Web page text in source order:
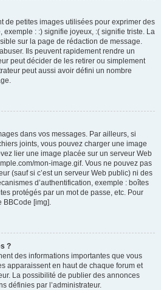
de petites images utilisées pour exprimer des
exemple : :) signifie joyeux, :( signifie triste. La
sur la page de rédaction de message.
Ils peuvent rapidement rendre un
peut décider de les retirer ou simplement
peut aussi avoir défini un nombre
dans vos messages. Par ailleurs, si
joints, vous pouvez charger une image
lier une image placée sur un serveur Web
mon-image.gif. Vous ne pouvez pas
(sauf si c’est un serveur Web public) ni des
d’authentification, exemple : boîtes
protégés par un mot de passe, etc. Pour
BBCode [img].
?
des informations importantes que vous
apparaissent en haut de chaque forum et
La possibilité de publier des annonces
définies par l’administrateur.